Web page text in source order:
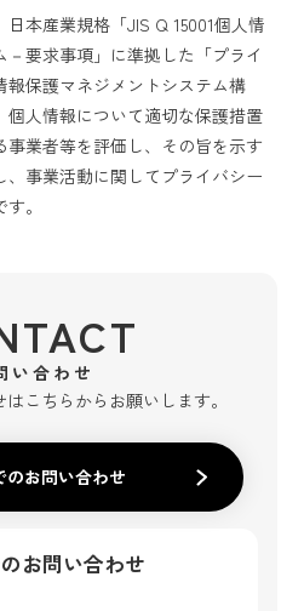
本産業規格「JIS Q 15001個人情
要求事項」に準拠した「プライ
保護マネジメントシステム構
人情報について適切な保護措置
業者等を評価し、その旨を示す
、事業活動に関してプライバシー
。
い合わせ
こちらからお願いします。
のお問い合わせ
お問い合わせ